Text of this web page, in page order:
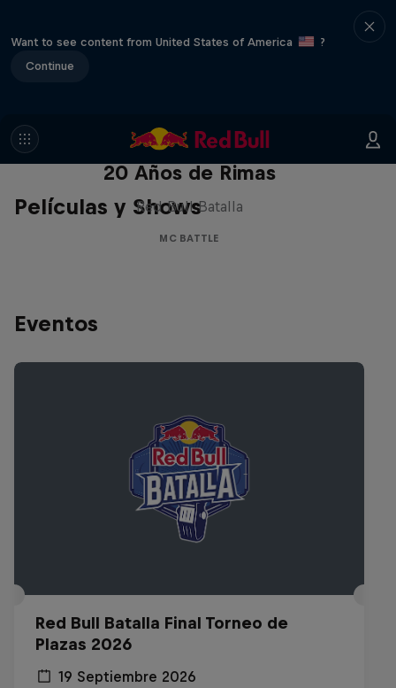
Want to see content from United States of America
?
Continue
Películas y Shows
Red Bull Batalla Nueva Historia:
20 Años de Rimas
Red Bull Batalla
MC BATTLE
Eventos
Red Bull Batalla Final Torneo de
Plazas 2026
19 Septiembre 2026